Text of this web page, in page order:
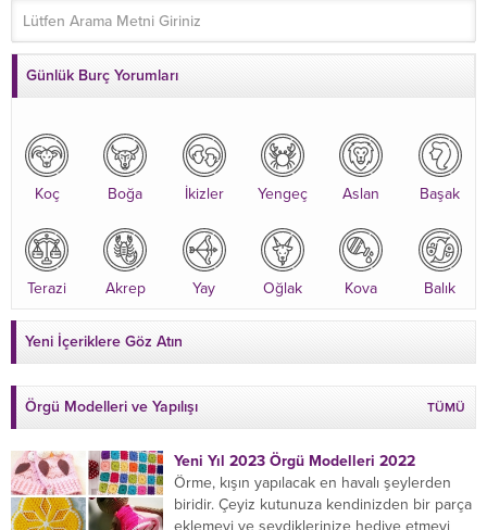
Günlük Burç Yorumları
Koç Boğa İkizler Yengeç Aslan Başak
Terazi Akrep Yay Oğlak Kova Balık
Yeni İçeriklere Göz Atın
Örgü Modelleri ve Yapılışı TÜMÜ
Yeni Yıl 2023 Örgü Modelleri 2022
Örme, kışın yapılacak en havalı şeylerden
biridir. Çeyiz kutunuza kendinizden bir parça
eklemeyi ve sevdiklerinize hediye etmeyi